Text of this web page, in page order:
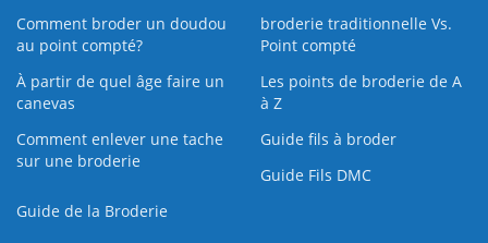
Comment broder un doudou
au point compté?
broderie traditionnelle Vs.
Point compté
À partir de quel âge faire un
canevas
Les points de broderie de A
à Z
Comment enlever une tache
sur une broderie
Guide fils à broder
Guide Fils DMC
Guide de la Broderie